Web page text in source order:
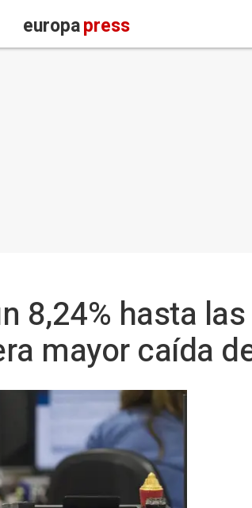
europapress
8,24% hasta
mayor caída